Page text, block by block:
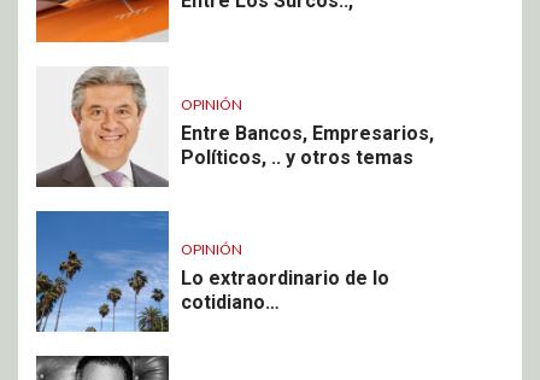
OPINIÓN
Entre Bancos, Empresarios,
Políticos, .. y otros temas
OPINIÓN
Lo extraordinario de lo
cotidiano…